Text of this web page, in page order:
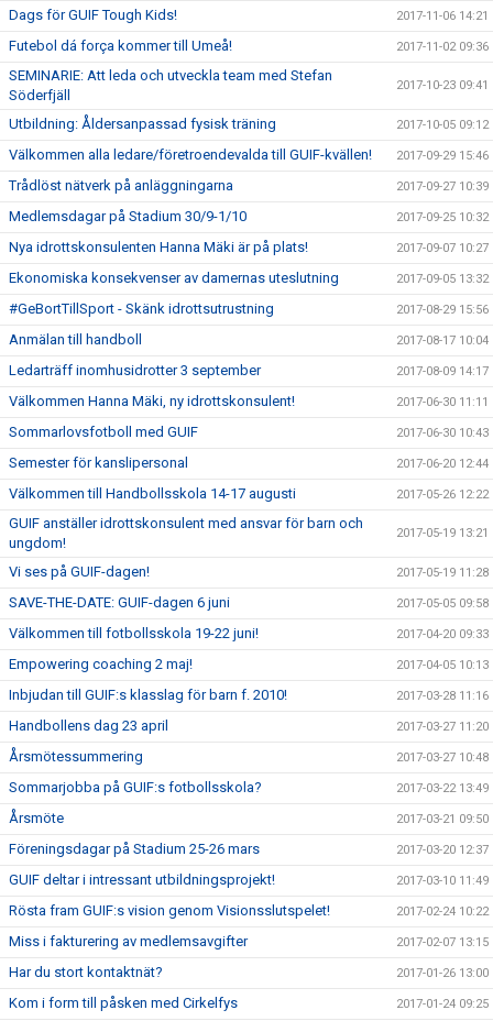
Dags för GUIF Tough Kids! 2017-11-06 14:21
Futebol dá força kommer till Umeå! 2017-11-02 09:36
SEMINARIE: Att leda och utveckla team med Stefan
Söderfjäll
2017-10-23 09:41
Utbildning: Åldersanpassad fysisk träning 2017-10-05 09:12
Välkommen alla ledare/företroendevalda till GUIF-kvällen! 2017-09-29 15:46
Trådlöst nätverk på anläggningarna 2017-09-27 10:39
Medlemsdagar på Stadium 30/9-1/10 2017-09-25 10:32
Nya idrottskonsulenten Hanna Mäki är på plats! 2017-09-07 10:27
Ekonomiska konsekvenser av damernas uteslutning 2017-09-05 13:32
#GeBortTillSport - Skänk idrottsutrustning 2017-08-29 15:56
Anmälan till handboll 2017-08-17 10:04
Ledarträff inomhusidrotter 3 september 2017-08-09 14:17
Välkommen Hanna Mäki, ny idrottskonsulent! 2017-06-30 11:11
Sommarlovsfotboll med GUIF 2017-06-30 10:43
Semester för kanslipersonal 2017-06-20 12:44
Välkommen till Handbollsskola 14-17 augusti 2017-05-26 12:22
GUIF anställer idrottskonsulent med ansvar för barn och
ungdom!
2017-05-19 13:21
Vi ses på GUIF-dagen! 2017-05-19 11:28
SAVE-THE-DATE: GUIF-dagen 6 juni 2017-05-05 09:58
Välkommen till fotbollsskola 19-22 juni! 2017-04-20 09:33
Empowering coaching 2 maj! 2017-04-05 10:13
Inbjudan till GUIF:s klasslag för barn f. 2010! 2017-03-28 11:16
Handbollens dag 23 april 2017-03-27 11:20
Årsmötessummering 2017-03-27 10:48
Sommarjobba på GUIF:s fotbollsskola? 2017-03-22 13:49
Årsmöte 2017-03-21 09:50
Föreningsdagar på Stadium 25-26 mars 2017-03-20 12:37
GUIF deltar i intressant utbildningsprojekt! 2017-03-10 11:49
Rösta fram GUIF:s vision genom Visionsslutspelet! 2017-02-24 10:22
Miss i fakturering av medlemsavgifter 2017-02-07 13:15
Har du stort kontaktnät? 2017-01-26 13:00
Kom i form till påsken med Cirkelfys 2017-01-24 09:25